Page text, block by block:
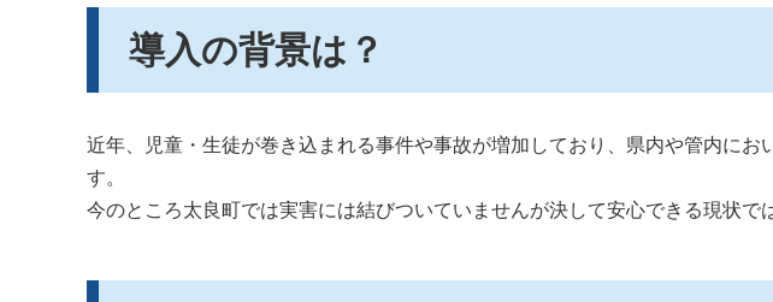
導入の背景は？
近年、児童・生徒が巻き込まれる事件や事故が増加しており、県内や管内にお
す。
今のところ太良町では実害には結びついていませんが決して安心できる現状で